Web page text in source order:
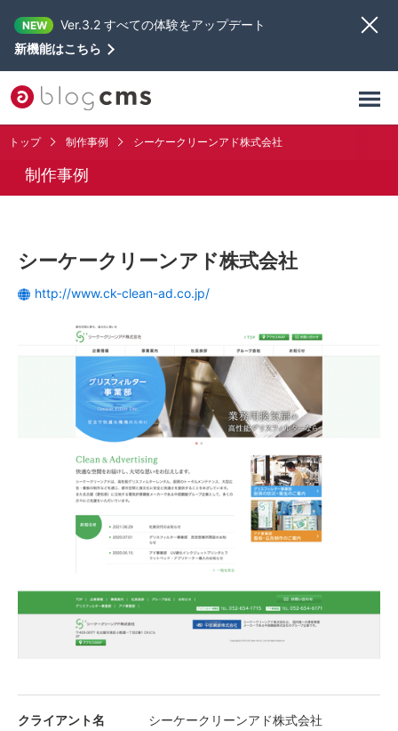
NEW
Ver.3.2 すべての体験をアップデート
新機能はこちら
トップ 制作事例 シーケークリーンアド株式会社
制作事例
シーケークリーンアド株式会社
http://www.ck-clean-ad.co.jp/
クライアント名 シーケークリーンアド株式会社